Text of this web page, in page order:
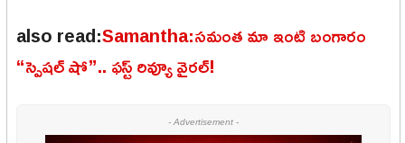
also read:Samantha:సమంత మా ఇంటి బంగారం
“స్పెషల్ షో”.. ఫస్ట్ రివ్యూ వైరల్!
- Advertisement -